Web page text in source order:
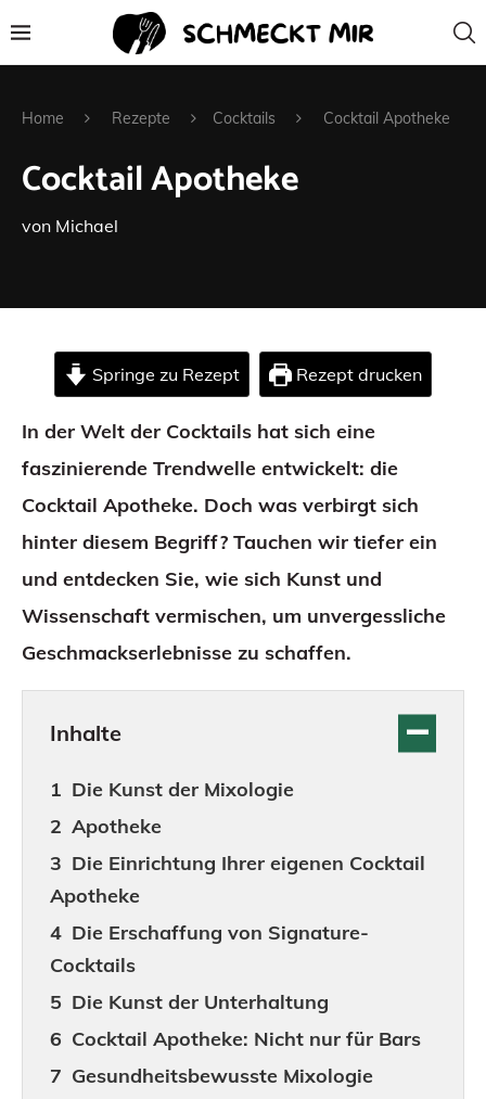
Home Rezepte Cocktails Cocktail Apotheke
Cocktail Apotheke
von Michael
Springe zu Rezept Rezept drucken
In der Welt der Cocktails hat sich eine
faszinierende Trendwelle entwickelt: die
Cocktail Apotheke. Doch was verbirgt sich
hinter diesem Begriff? Tauchen wir tiefer ein
und entdecken Sie, wie sich Kunst und
Wissenschaft vermischen, um unvergessliche
Geschmackserlebnisse zu schaffen.
Inhalte
Die Kunst der Mixologie
Apotheke
Die Einrichtung Ihrer eigenen Cocktail
Apotheke
Die Erschaffung von Signature-
Cocktails
Die Kunst der Unterhaltung
Cocktail Apotheke: Nicht nur für Bars
Gesundheitsbewusste Mixologie